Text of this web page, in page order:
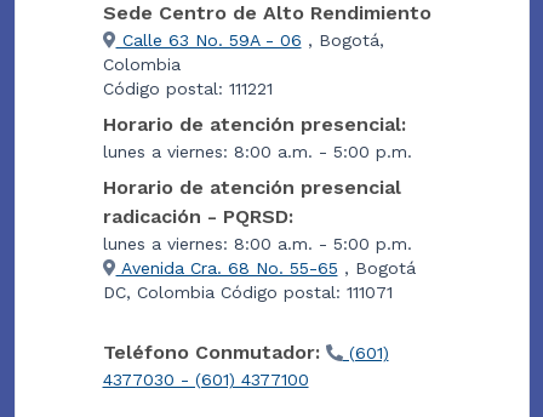
Sede Centro de Alto Rendimiento
Calle 63 No. 59A - 06 , Bogotá,
Colombia
Código postal: 111221
Horario de atención presencial:
lunes a viernes: 8:00 a.m. - 5:00 p.m.
Horario de atención presencial
radicación - PQRSD:
lunes a viernes: 8:00 a.m. - 5:00 p.m.
Avenida Cra. 68 No. 55-65 , Bogotá
DC, Colombia Código postal: 111071
Teléfono Conmutador:
(601)
4377030 - (601) 4377100